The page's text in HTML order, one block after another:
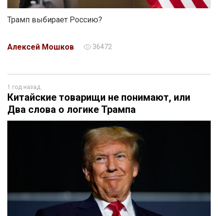
Трамп выбирает Россию?
Алексей Мошков 36472
1 год назад
Китайские товарищи не понимают, или
Два слова о логике Трампа